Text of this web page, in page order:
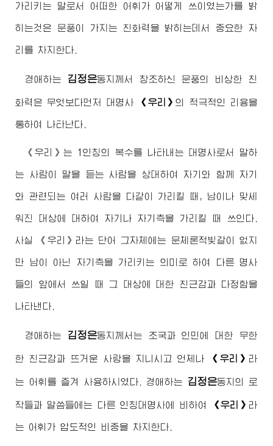
가리키는 말로서 어떠한 어휘가 어떻게 쓰이였는가를 밝
히는것은 문풍이 가지는 친화력을 밝히는데서 중요한 자
리를 차지한다.
경애하는 김정은동지 께서 창조하신 문풍의 비상한 친
화력은 무엇보다먼저 대명사 《우리》의 적극적인 리용을
통하여 나타난다.
《우리》는 1인칭의 복수를 나타내는 대명사로서 말하
는 사람이 말을 듣는 사람을 상대하여 자기와 함께 자기
와 관련되는 여러 사람을 다같이 가리킬 때, 남이나 맞세
워진 대상에 대하여 자기나 자기측을 가리킬 때 쓰인다.
사실 《우리》라는 단어 그자체에는 문체론적빛갈이 없지
만 남이 아닌 자기측을 가리키는 의미로 하여 다른 명사
들의 앞에서 쓰일 때 그 대상에 대한 친근감과 다정함을
나타낸다.
경애하는 김정은동지 께서는 조국과 인민에 대한 무한
한 친근감과 뜨거운 사랑을 지니시고 언제나 《우리》라
는 어휘를 즐겨 사용하시였다. 경애하는 김정은동지 의 로
작들과 말씀들에는 다른 인칭대명사에 비하여 《우리》 라
는 어휘가 압도적인 비중을 차지한다.